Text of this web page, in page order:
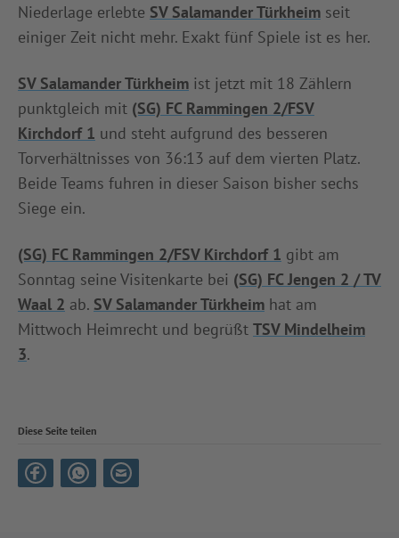
Niederlage erlebte SV Salamander Türkheim seit
einiger Zeit nicht mehr. Exakt fünf Spiele ist es her.
SV Salamander Türkheim ist jetzt mit 18 Zählern
punktgleich mit (SG) FC Rammingen 2/FSV
Kirchdorf 1 und steht aufgrund des besseren
Torverhältnisses von 36:13 auf dem vierten Platz.
Beide Teams fuhren in dieser Saison bisher sechs
Siege ein.
(SG) FC Rammingen 2/FSV Kirchdorf 1 gibt am
Sonntag seine Visitenkarte bei (SG) FC Jengen 2 / TV
Waal 2 ab. SV Salamander Türkheim hat am
Mittwoch Heimrecht und begrüßt TSV Mindelheim
3.
Diese Seite teilen